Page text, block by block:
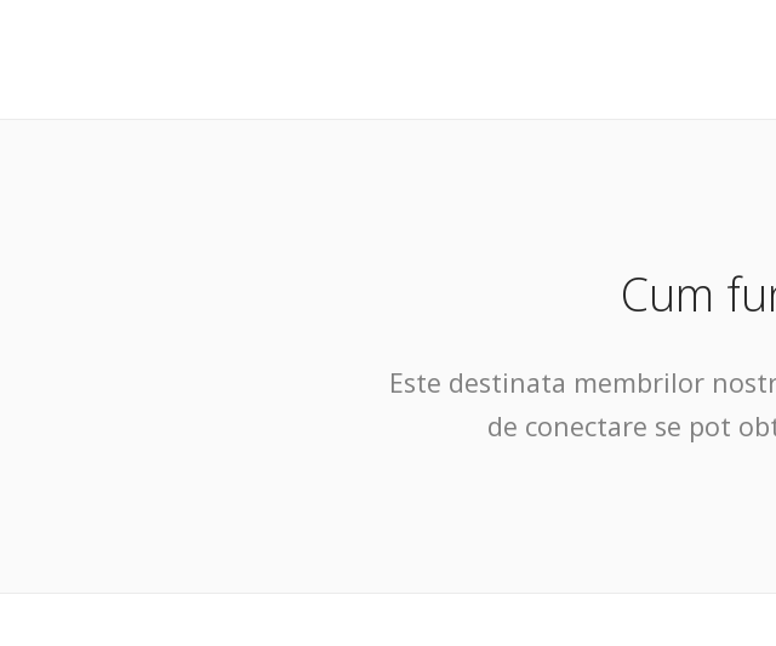
Cum
Este destinata membrilor
de conectare se pot